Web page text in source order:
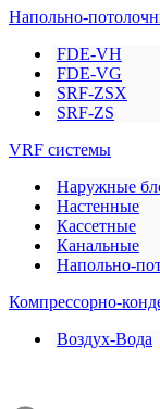
Напольно-
FDE-VH
FDE-VG
SRF-ZSX
SRF-ZS
VRF системы
Наружные
Настенные
Кассетные
Канальные
Напольно-
Компрессорно-
Воздух-Вода